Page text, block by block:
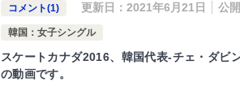
コメント(1) 更新日：2021年6月21日 公
韓国：女子シングル
スケートカナダ2016、韓国代表-チェ・ダ
の動画です。